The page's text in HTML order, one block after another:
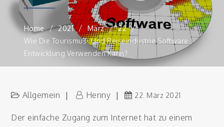
Home 2021 März
22
Wie Die Tourismus- Und Reiseindustrie Software
Entwicklung Verwenden Kann?
Allgemein Henny 22. März 2021
Der einfache Zugang zum Internet hat zu einem